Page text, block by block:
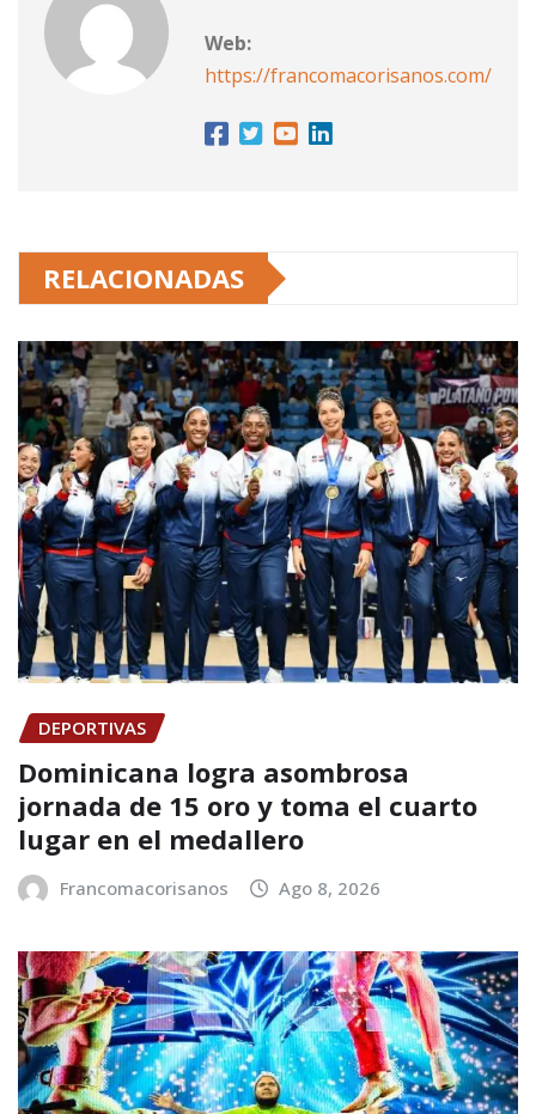
Web:
https://francomacorisanos.com/
RELACIONADAS
DEPORTIVAS
Dominicana logra asombrosa
jornada de 15 oro y toma el cuarto
lugar en el medallero
Francomacorisanos Ago 8, 2026